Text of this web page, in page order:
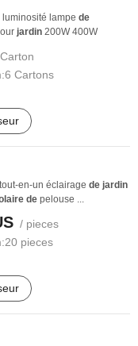
luminosité lampe de
jardin 200W 400W
6 Cartons
en-un éclairage de jardin
de pelouse ...
/ pieces
20 pieces